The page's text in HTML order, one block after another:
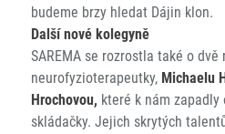
budeme brzy hledat Dájin klon.
Další nové kolegyně
SAREMA se rozrostla také o dvě
neurofyzioterapeutky, Michaelu
Hrochovou, které k nám
skládačky. Jejich skrytých